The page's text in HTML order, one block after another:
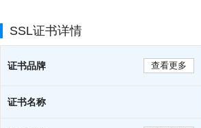
SSL证书详情
查看更多
证书品牌
证书名称